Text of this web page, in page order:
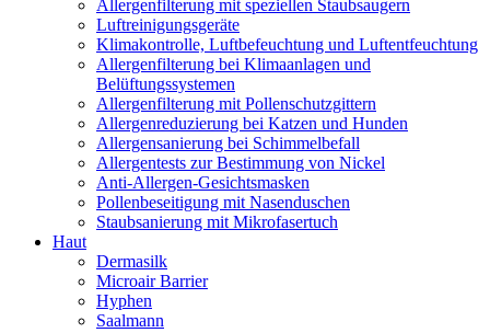
Allergenfilterung mit speziellen Staubsaugern
Luftreinigungsgeräte
Klimakontrolle, Luftbefeuchtung und Luftentfeuchtung
Allergenfilterung bei Klimaanlagen und
Belüftungssystemen
Allergenfilterung mit Pollenschutzgittern
Allergenreduzierung bei Katzen und Hunden
Allergensanierung bei Schimmelbefall
Allergentests zur Bestimmung von Nickel
Anti-Allergen-Gesichtsmasken
Pollenbeseitigung mit Nasenduschen
Staubsanierung mit Mikrofasertuch
Haut
Dermasilk
Microair Barrier
Hyphen
Saalmann